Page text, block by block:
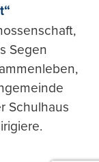
Segen
Schulhaus